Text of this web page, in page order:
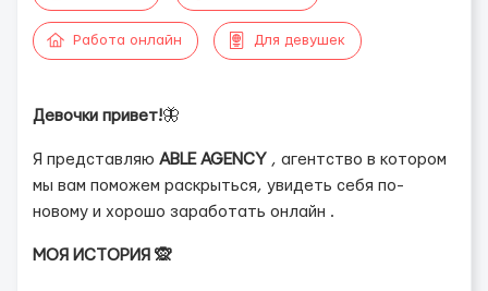
Работа онлайн Для девушек
Девочки привет!🦋
Я представляю ABLE AGENCY , агентство в котором
мы вам поможем раскрыться, увидеть себя по-
новому и хорошо заработать онлайн .
МОЯ ИСТОРИЯ 🙊